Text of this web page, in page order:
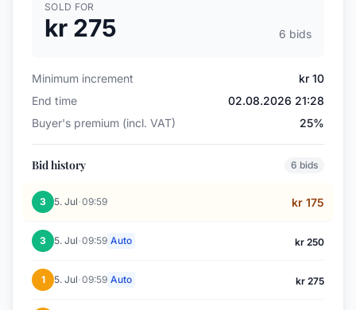
SOLD FOR
kr 275 6 bids
Minimum increment
kr 10
End time
02.08.2026 21:28
Buyer's premium (incl. VAT)
25%
Bid history 6 bids
3 5. Jul·09:59 kr 175
3 5. Jul·09:59 Auto kr 250
1 5. Jul·09:59 Auto kr 275